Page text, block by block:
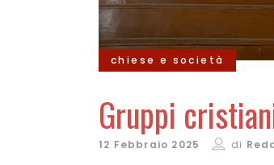
chiese e società
Gruppi
12 Febbraio 2025 di